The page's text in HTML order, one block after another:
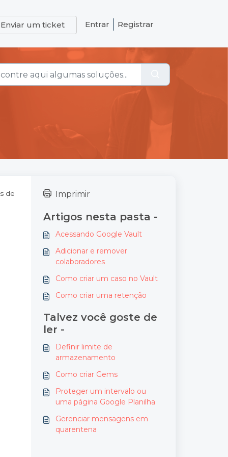
Enviar um ticket Entrar Registrar
de Imprimir
Artigos nesta pasta -
Acessando Google Vault
Adicionar e remover
colaboradores
Como criar um caso no Vault
Como criar uma retenção
Talvez você goste de
ler -
Definir limite de
armazenamento
Como criar Gems
Proteger um intervalo ou
uma página Google Planilha
Gerenciar mensagens em
quarentena